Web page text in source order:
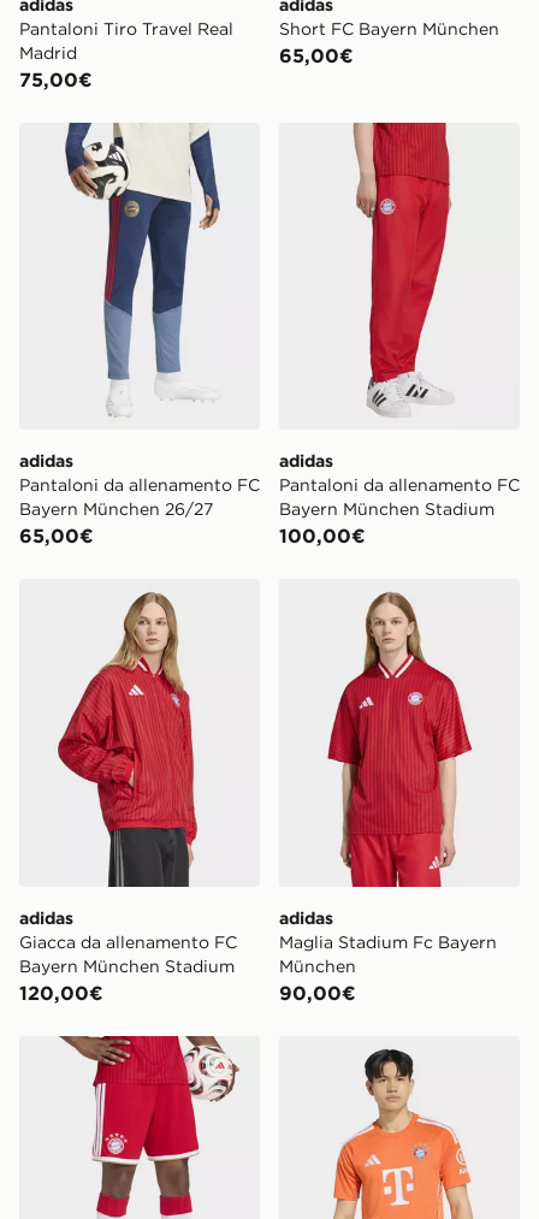
adidas
Pantaloni Tiro Travel Real
Madrid
75,00€
adidas
Short FC Bayern München
65,00€
adidas Pantaloni da allenamento FC Bayern München
adidas
Pantaloni da allenamento FC
Bayern München 26/27
65,00€
adidas Pantaloni da
adidas
Pantaloni da allenamento FC
Bayern München Stadium
100,00€
adidas Giacca da allenamento FC Bayern München
adidas
Giacca da allenamento FC
Bayern München Stadium
120,00€
adidas Maglia Stadium Fc
adidas
Maglia Stadium Fc Bayern
München
90,00€
adidas Short Home Fc Bayern München 26/27
adidas Maglia portiere FC